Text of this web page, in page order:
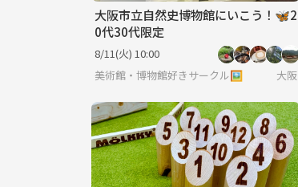
大阪市立自然史博物館にいこう！🦋2
0代30代限定
8/11(火) 10:00
美術館・博物館好きサークル🖼️
大阪